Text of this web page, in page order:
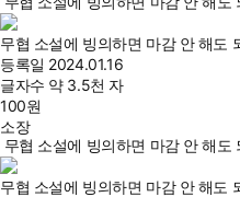
무협 소설에 빙의하면 마감 안 해도
등록일 2024.01.16
글자수 약 3.5천 자
100원
소장
무협 소설에 빙의하면 마감 안 해도
무협 소설에 빙의하면 마감 안 해도